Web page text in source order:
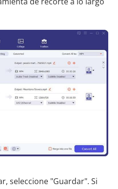
seleccione "Guardar". Si